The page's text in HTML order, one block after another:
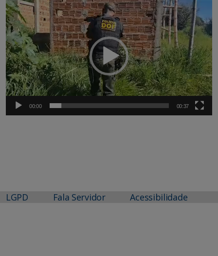
de
vídeo
00:00 00:37
LGPD Fala Servidor Acessibilidade